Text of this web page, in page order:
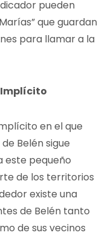
pueden
que guardan
para llamar a la
Implícito
en el que
Belén sigue
este pequeño
de los territorios
existe una
de Belén tanto
de sus vecinos